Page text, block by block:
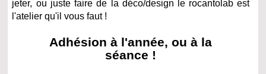
jeter, ou juste faire de la déco/design le rocantolab est
l'atelier qu'il vous faut !
Adhésion à l'année, ou à la
séance !